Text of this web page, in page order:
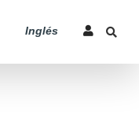
Inglés